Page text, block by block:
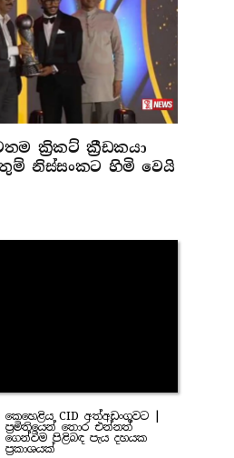
ක්‍රිකට් ක්‍රීඩකයා
නිස්සංකට හිමි වෙයි
කෙහෙළිය CID අත්අඩංගුවට |
ප්‍රමිතියෙන් තොර එන්නත්
ගෙන්වීම පිළිබඳ පැය දහයක
ප්‍රකාශයක්